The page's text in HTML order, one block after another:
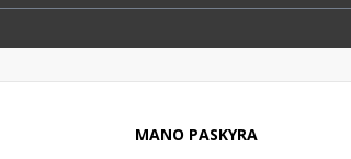
MANO PASKYRA